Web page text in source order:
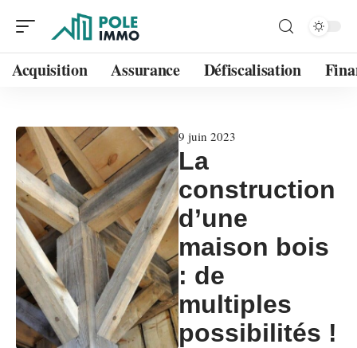
Acquisition Assurance Défiscalisation
9 juin 2023
La
construction
d’une
maison bois
: de
multiples
possibilités !